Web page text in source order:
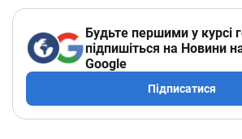
Будьте першими у курсі
підпишіться на Новини
Google
Підписатися